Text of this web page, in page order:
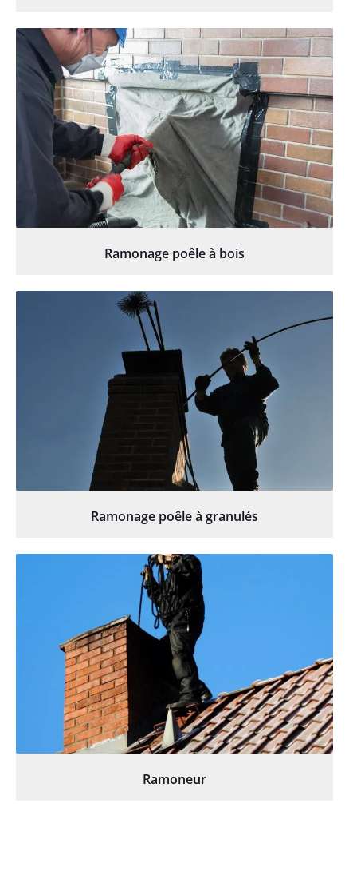
Ramonage poêle à bois
Ramonage poêle à granulés
Ramoneur